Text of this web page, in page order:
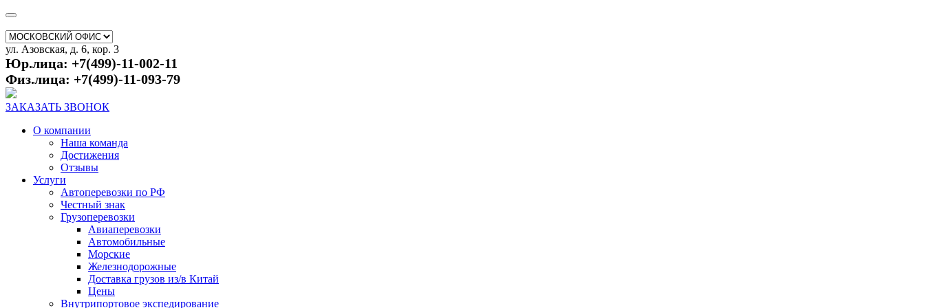
ул. Азовская, д. 6, кор. 3
Юр.лица: +7(499)-11-002-11
Физ.лица: +7(499)-11-093-79
ЗАКАЗАТЬ ЗВОНОК
О компании
Наша команда
Достижения
Отзывы
Услуги
Автоперевозки по РФ
Честный знак
Грузоперевозки
Авиаперевозки
Автомобильные
Морские
Железнодорожные
Доставка грузов из/в Китай
Цены
Внутрипортовое экспедирование